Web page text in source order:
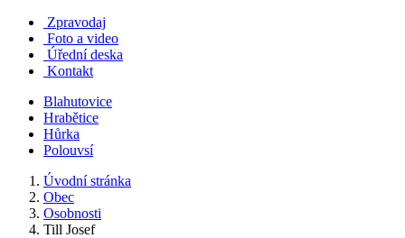
Zpravodaj
Foto a video
Úřední deska
Kontakt
Blahutovice
Hrabětice
Hůrka
Polouvsí
Úvodní stránka
Obec
Osobnosti
Till Josef